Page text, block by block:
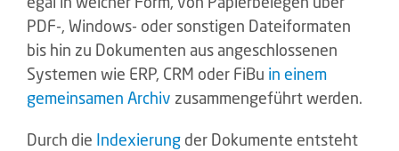
PDF-, Windows- oder sonstigen Dateiformaten
bis hin zu Dokumenten aus angeschlossenen
Systemen wie ERP, CRM oder FiBu in einem
gemeinsamen Archiv zusammengeführt werden.
Durch die Indexierung der Dokumente entsteht